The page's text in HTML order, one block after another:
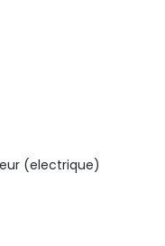
(electrique)